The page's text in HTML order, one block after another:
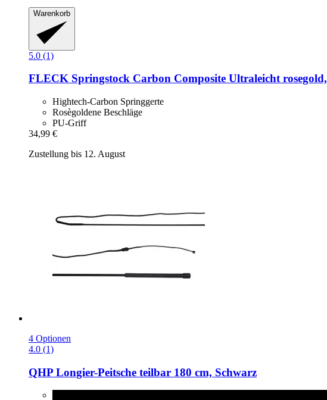
Warenkorb
5.0 (1)
FLECK Springstock Carbon Composite Ultraleicht
Hightech-Carbon Springgerte
Rosègoldene Beschläge
PU-Griff
34,99 €
Zustellung bis 12. August
4 Optionen
4.0 (1)
QHP Longier-​Peitsche teilbar 180 cm, Schwarz